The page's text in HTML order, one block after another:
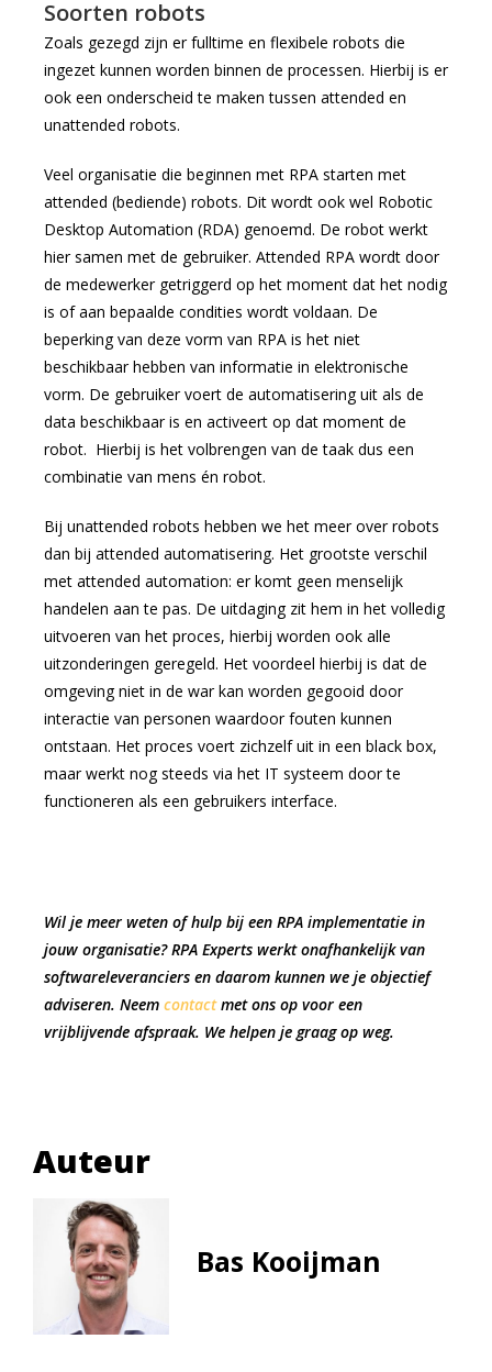
Soorten robots
Zoals gezegd zijn er fulltime en flexibele robots die
ingezet kunnen worden binnen de processen. Hierbij is er
ook een onderscheid te maken tussen attended en
unattended robots.
Veel organisatie die beginnen met RPA starten met
attended (bediende) robots. Dit wordt ook wel Robotic
Desktop Automation (RDA) genoemd. De robot werkt
hier samen met de gebruiker. Attended RPA wordt door
de medewerker getriggerd op het moment dat het nodig
is of aan bepaalde condities wordt voldaan. De
beperking van deze vorm van RPA is het niet
beschikbaar hebben van informatie in elektronische
vorm. De gebruiker voert de automatisering uit als de
data beschikbaar is en activeert op dat moment de
robot. Hierbij is het volbrengen van de taak dus een
combinatie van mens én robot.
Bij unattended robots hebben we het meer over robots
dan bij attended automatisering. Het grootste verschil
met attended automation: er komt geen menselijk
handelen aan te pas. De uitdaging zit hem in het volledig
uitvoeren van het proces, hierbij worden ook alle
uitzonderingen geregeld. Het voordeel hierbij is dat de
omgeving niet in de war kan worden gegooid door
interactie van personen waardoor fouten kunnen
ontstaan. Het proces voert zichzelf uit in een black box,
maar werkt nog steeds via het IT systeem door te
functioneren als een gebruikers interface.
Wil je meer weten of hulp bij een RPA implementatie in
jouw organisatie? RPA Experts werkt onafhankelijk van
softwareleveranciers en daarom kunnen we je objectief
adviseren. Neem contactmet ons op voor een
vrijblijvende afspraak. We helpen je graag op weg.
Auteur
Bas Kooijman